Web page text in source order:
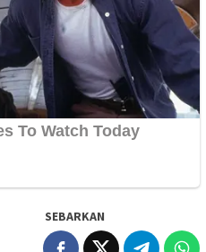
SEBARKAN